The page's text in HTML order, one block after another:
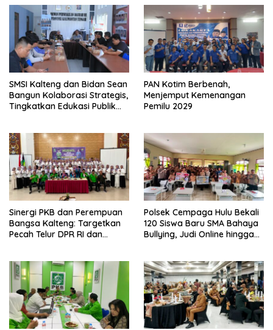
SMSI Kalteng dan Bidan Sean
Bangun Kolaborasi Strategis,
Tingkatkan Edukasi Publik
PAN Kotim Berbenah,
Menjemput Kemenangan
Pemilu 2029
Sinergi PKB dan Perempuan
Bangsa Kalteng: Targetkan
Pecah Telur DPR RI dan
Polsek Cempaga Hulu Bekali
120 Siswa Baru SMA Bahaya
Bullying, Judi Online hingga